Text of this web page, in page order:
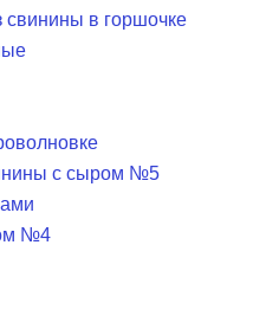
свинины в горшочке
с сыром №5
№4